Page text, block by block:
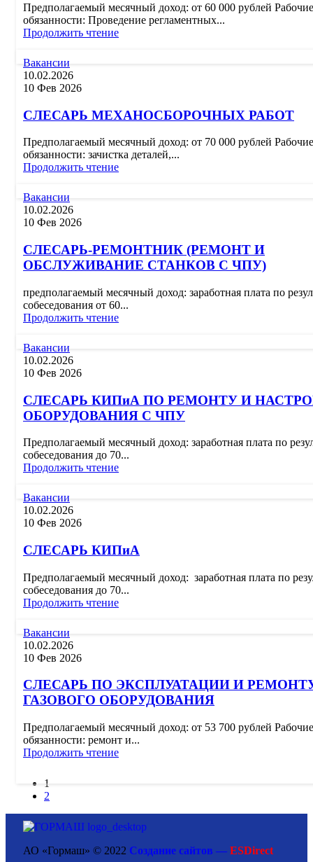
Предполагаемый месячный доход: от 60 000 рублей Рабочие
обязанности: Проведение регламентных...
Продолжить чтение
Вакансии
10.02.2026
10 Фев 2026
СЛЕСАРЬ МЕХАНОСБОРОЧНЫХ РАБОТ
Предполагаемый месячный доход: от 70 000 рублей Рабочие
обязанности: зачистка деталей,...
Продолжить чтение
Вакансии
10.02.2026
10 Фев 2026
СЛЕСАРЬ-РЕМОНТНИК (РЕМОНТ И
ОБСЛУЖИВАНИЕ СТАНКОВ С ЧПУ)
предполагаемый месячный доход: заработная плата по
собеседования от 60...
Продолжить чтение
Вакансии
10.02.2026
10 Фев 2026
СЛЕСАРЬ КИПиА ПО РЕМОНТУ И
ОБОРУДОВАНИЯ С ЧПУ
Предполагаемый месячный доход: заработная плата по
собеседования до 70...
Продолжить чтение
Вакансии
10.02.2026
10 Фев 2026
СЛЕСАРЬ КИПиА
Предполагаемый месячный доход: заработная плата по
собеседования до 70...
Продолжить чтение
Вакансии
10.02.2026
10 Фев 2026
СЛЕСАРЬ ПО ЭКСПЛУАТАЦИИ И
ГАЗОВОГО ОБОРУДОВАНИЯ
Предполагаемый месячный доход: от 53 700 рублей Рабочие
обязанности: ремонт и...
Продолжить чтение
1
2
АО «Гормаш» © 2022 Создание сайтов — ESDirect